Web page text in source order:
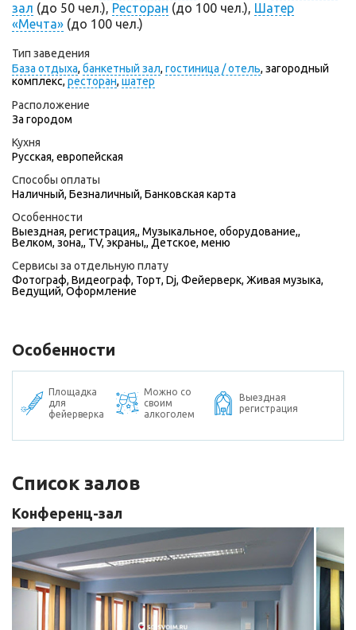
зал (до 50 чел.), Ресторан (до 100 чел.), Шатер
«Мечта» (до 100 чел.)
Тип заведения
База отдыха, банкетный зал, гостиница / отель, загородный
комплекс, ресторан, шатер
Расположение
За городом
Кухня
Русская, европейская
Способы оплаты
Наличный, Безналичный, Банковская карта
Особенности
Выездная, регистрация,, Музыкальное, оборудование,,
Велком, зона,, TV, экраны,, Детское, меню
Сервисы за отдельную плату
Фотограф, Видеограф, Торт, Dj, Фейерверк, Живая музыка,
Ведущий, Оформление
Особенности
Площадка
для
фейерверка
Можно со
своим
алкоголем
Выездная
регистрация
Список залов
Конференц-зал